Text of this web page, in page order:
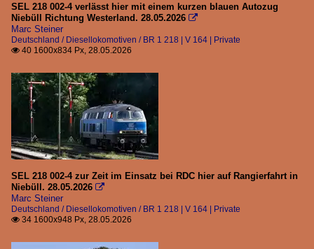
SEL 218 002-4 verlässt hier mit einem kurzen blauen Autozug
Niebüll Richtung Westerland. 28.05.2026 
Marc Steiner
Deutschland / Diesellokomotiven / BR 1 218 | V 164 | Private
 40 1600x834 Px, 28.05.2026
SEL 218 002-4 zur Zeit im Einsatz bei RDC hier auf Rangierfahrt in
Niebüll. 28.05.2026 
Marc Steiner
Deutschland / Diesellokomotiven / BR 1 218 | V 164 | Private
 34 1600x948 Px, 28.05.2026